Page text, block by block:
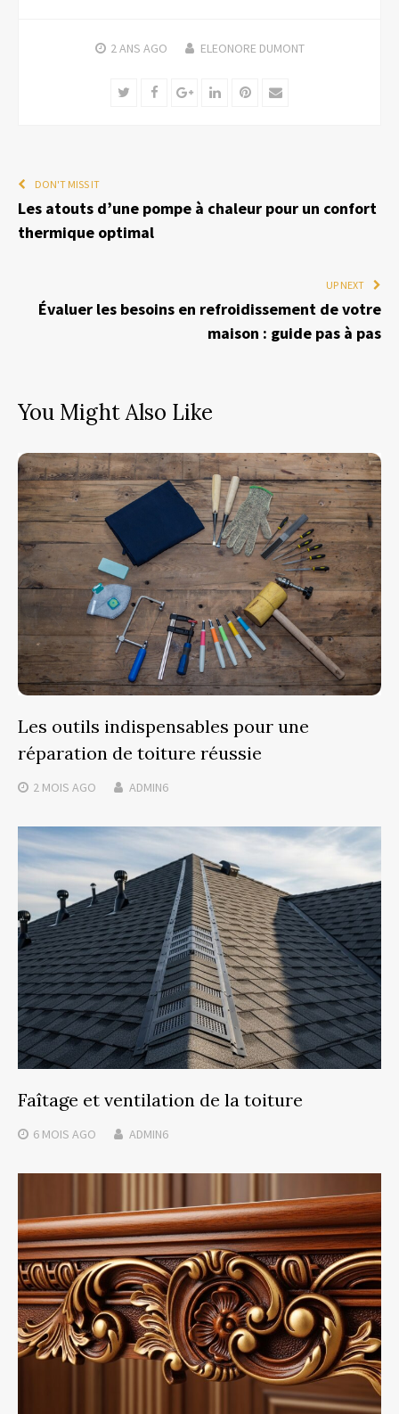
2 ANS AGO ELEONORE DUMONT
TwitterFacebookGoogle+LinkedInPinterest
Email
DON'T MISS IT
Les atouts d’une pompe à chaleur pour un confort
thermique optimal
UP NEXT
Évaluer les besoins en refroidissement de votre
maison : guide pas à pas
You Might Also Like
Les outils indispensables pour une
réparation de toiture réussie
2 MOIS AGO ADMIN6
Faîtage et ventilation de la toiture
6 MOIS AGO ADMIN6